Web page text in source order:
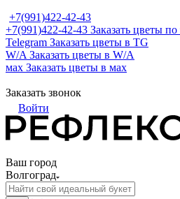
+7(991)422-42-43
+7(991)422-42-43 Заказать цветы
Telegram Заказать цветы в TG
W/A Заказать цветы в W/A
мах Заказать цветы в мах
Заказать звонок
Войти
Ваш город
Волгоград